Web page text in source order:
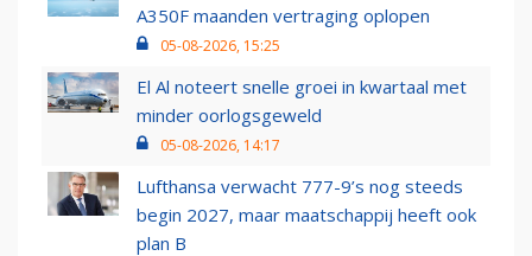
A350F maanden vertraging oplopen
05-08-2026, 15:25
El Al noteert snelle groei in kwartaal met
minder oorlogsgeweld
05-08-2026, 14:17
Lufthansa verwacht 777-9’s nog steeds
begin 2027, maar maatschappij heeft ook
plan B